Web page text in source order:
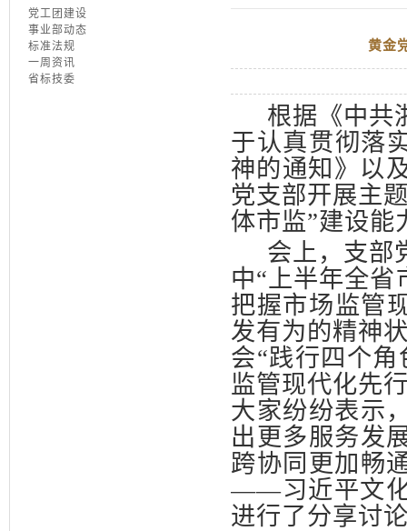
党工团建设
事业部动态
标准法规
一周资讯
省标技委
黄金
根据《中共
于认真贯彻落
神的通知》以
党支部开展主
体市监”建设能
会上，支部
中“上半年全省
把握市场监管
发有为的精神
会“践行四个
监管现代化先
大家纷纷表示
出更多服务发
跨协同更加畅
——习近平文化
进行了分享讨